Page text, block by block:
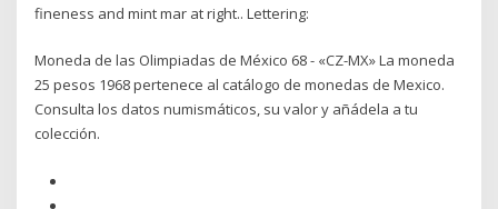
fineness and mint mar at right.. Lettering:
Moneda de las Olimpiadas de México 68 - «CZ-MX» La moneda
25 pesos 1968 pertenece al catálogo de monedas de Mexico.
Consulta los datos numismáticos, su valor y añádela a tu
colección.